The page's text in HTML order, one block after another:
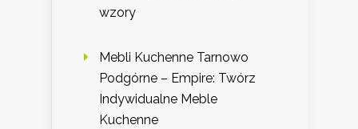
wzory
Mebli Kuchenne Tarnowo
Podgórne – Empire: Twórz
Indywidualne Meble
Kuchenne